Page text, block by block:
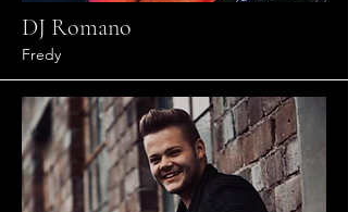
DJ Romano
Fredy